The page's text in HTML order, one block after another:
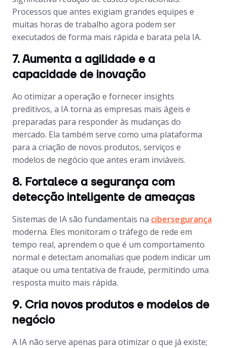
Processos que antes exigiam grandes equipes e
muitas horas de trabalho agora podem ser
executados de forma mais rápida e barata pela IA.
7. Aumenta a agilidade e a
capacidade de inovação
Ao otimizar a operação e fornecer insights
preditivos, a IA torna as empresas mais ágeis e
preparadas para responder às mudanças do
mercado. Ela também serve como uma plataforma
para a criação de novos produtos, serviços e
modelos de negócio que antes eram inviáveis.
8. Fortalece a segurança com
detecção inteligente de ameaças
Sistemas de IA são fundamentais na cibersegurança
moderna. Eles monitoram o tráfego de rede em
tempo real, aprendem o que é um comportamento
normal e detectam anomalias que podem indicar um
ataque ou uma tentativa de fraude, permitindo uma
resposta muito mais rápida.
9. Cria novos produtos e modelos de
negócio
A IA não serve apenas para otimizar o que já existe;